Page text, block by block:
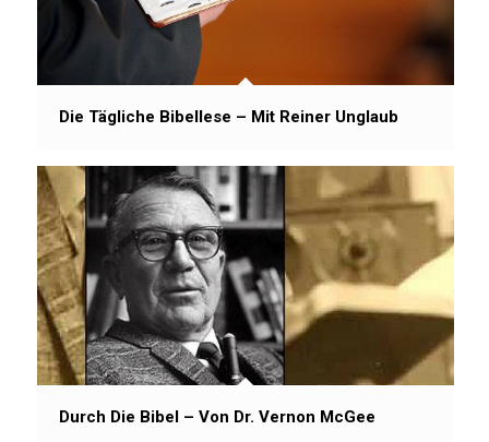
Die Tägliche Bibellese – Mit Reiner Unglaub
Durch Die Bibel – Von Dr. Vernon McGee